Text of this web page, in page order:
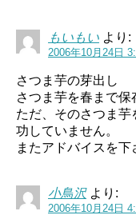
もいもい より:
2006年10月24日
さつま芋の芽出し
さつま芋を春まで保
ただ、そのさつま
功していません。
またアドバイスを下
小鳥沢 より:
2006年10月24日